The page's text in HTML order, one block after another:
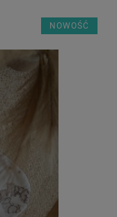
NOWOŚĆ